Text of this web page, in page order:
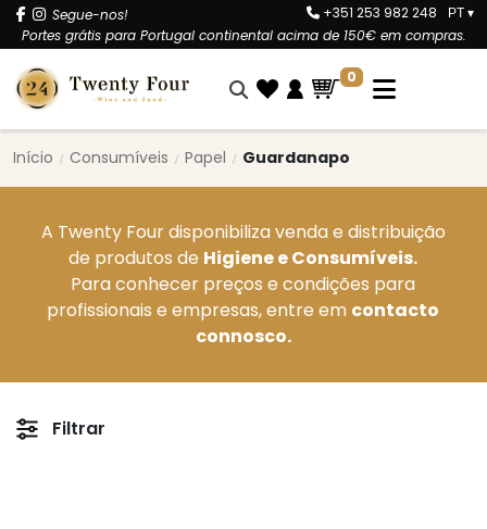
Segue-nos!
Portes grátis para Portugal continental acima de 150€ em compras.
+351 253 982 248 PT ▾
0
Início Consumíveis Papel Guardanapo
A Twenty Four disponibiliza venda e distribuição
de produtos de Higiene e Consumíveis.
Para conhecer preços e condições para
profissionais e empresas, entre em contacto
connosco.
Filtrar